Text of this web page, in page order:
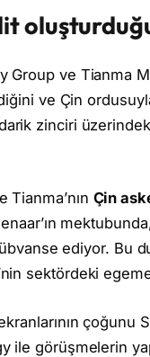
Group ve Tianma
ve Çin
zinciri
Tianma’nın Çin
ediyor. Bu
sektördeki
çoğunu
ile görüşmelerin